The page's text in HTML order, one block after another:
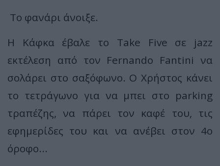
Το φανάρι άνοιξε.
Η Κάφκα έβαλε το Take Five σε jazz
εκτέλεση από τον Fernando Fantini να
σολάρει στο σαξόφωνο. Ο Χρήστος κάνει
το τετράγωνο για να μπει στο parking
τραπέζης, να πάρει τον καφέ του, τις
εφημερίδες του και να ανέβει στον 4ο
όροφο...